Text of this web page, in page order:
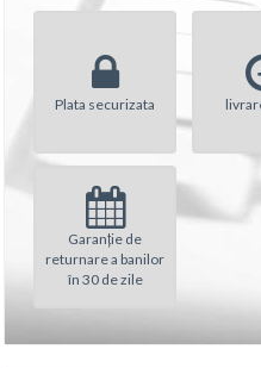
Plata securizata
Garanție de
returnare a banilor
în 30 de zile